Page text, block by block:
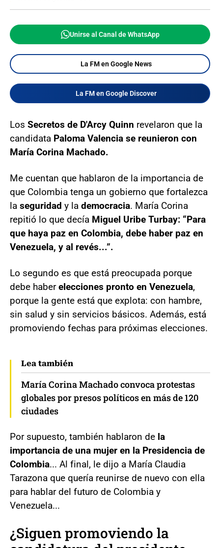
Unirse al Canal de WhatsApp
La FM en Google News
La FM en Google Discover
Los Secretos de D'Arcy Quinn revelaron que la
candidata Paloma Valencia se reunieron con
María Corina Machado.
Me cuentan que hablaron de la importancia de
que Colombia tenga un gobierno que fortalezca
la seguridad y la democracia. María Corina
repitió lo que decía Miguel Uribe Turbay: “Para
que haya paz en Colombia, debe haber paz en
Venezuela, y al revés...”.
Lo segundo es que está preocupada porque
debe haberelecciones pronto en Venezuela,
porque la gente está que explota: con hambre,
sin salud y sin servicios básicos. Además, está
promoviendo fechas para próximas elecciones.
Lea también
María Corina Machado convoca protestas
globales por presos políticos en más de 120
ciudades
Por supuesto, también hablaron de la
importancia de una mujer en la Presidencia de
Colombia... Al final, le dijo a María Claudia
Tarazona que quería reunirse de nuevo con ella
para hablar del futuro de Colombia y
Venezuela...
¿Siguen promoviendo la